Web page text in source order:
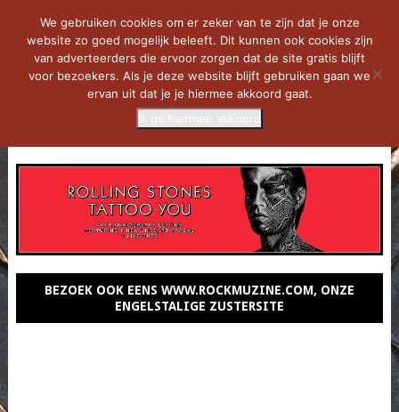
BEZOEK OOK EENS WWW.ROCKMUZINE.COM, ONZE
ENGELSTALIGE ZUSTERSITE
We gebruiken cookies om er zeker van te zijn dat je onze
website zo goed mogelijk beleeft. Dit kunnen ook cookies zijn
van adverteerders die ervoor zorgen dat de site gratis blijft
voor bezoekers. Als je deze website blijft gebruiken gaan we
ervan uit dat je je hiermee akkoord gaat.
Ik ga hiermee akkoord